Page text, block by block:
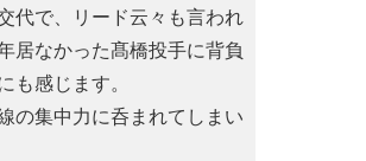
代で、リード云々も言われ
居なかった髙橋投手に背負
も感じます。
の集中力に呑まれてしまい